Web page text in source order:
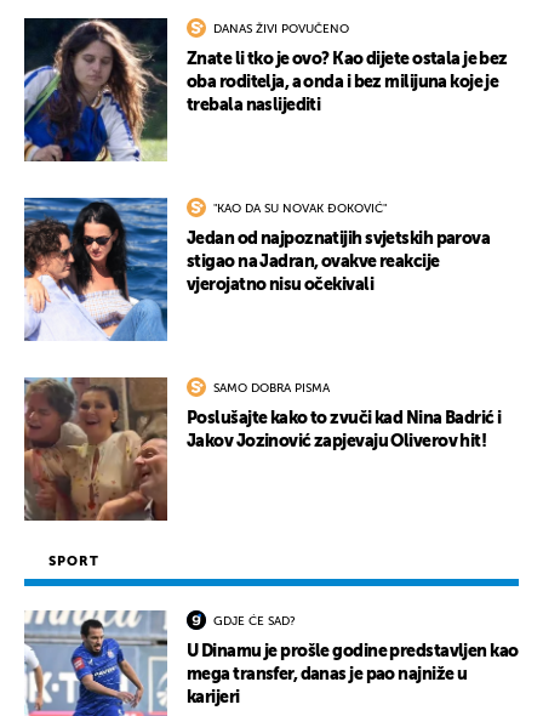
DANAS ŽIVI POVUČENO
Znate li tko je ovo? Kao dijete ostala je bez
oba roditelja, a onda i bez milijuna koje je
trebala naslijediti
"KAO DA SU NOVAK ĐOKOVIĆ"
Jedan od najpoznatijih svjetskih parova
stigao na Jadran, ovakve reakcije
vjerojatno nisu očekivali
SAMO DOBRA PISMA
Poslušajte kako to zvuči kad Nina Badrić i
Jakov Jozinović zapjevaju Oliverov hit!
SPORT
GDJE ĆE SAD?
U Dinamu je prošle godine predstavljen kao
mega transfer, danas je pao najniže u
karijeri